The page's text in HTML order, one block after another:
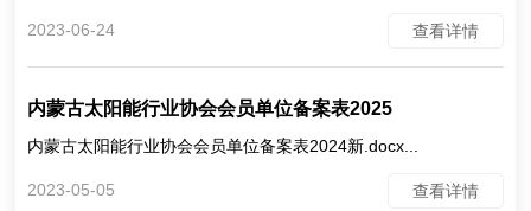
2023-06-24 查看详情
内蒙古太阳能行业协会会员单位备案表2025
内蒙古太阳能行业协会会员单位备案表2024新.docx...
2023-05-05 查看详情